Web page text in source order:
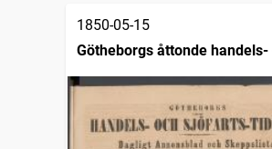
1850-05-15
Götheborgs åttonde handels-
sjöfartstidning, dagligt